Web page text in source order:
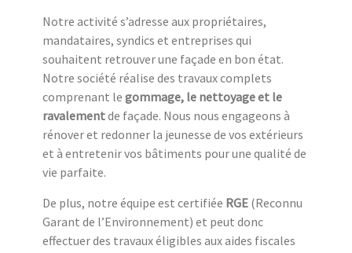
Notre activité s’adresse aux propriétaires,
mandataires, syndics et entreprises qui
souhaitent retrouver une façade en bon état.
Notre société réalise des travaux complets
comprenant le gommage, le nettoyage et le
ravalementde façade. Nous nous engageons à
rénover et redonner la jeunesse de vos extérieurs
et à entretenir vos bâtiments pour une qualité de
vie parfaite.
De plus, notre équipe est certifiée RGE (Reconnu
Garant de l’Environnement) et peut donc
effectuer des travaux éligibles aux aides fiscales